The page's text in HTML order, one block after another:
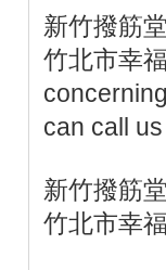
新竹撥筋
竹北市幸
can call
新竹撥筋
竹北市幸